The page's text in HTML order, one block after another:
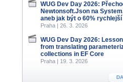
WUG Dev Day 2026:
Newtonsoft.Json na
aneb jak být o 60% rychlejší
Praha | 26. 3. 2026
WUG Dev Day 2026:
from translating
collections in EF Core
Praha | 19. 3. 2026